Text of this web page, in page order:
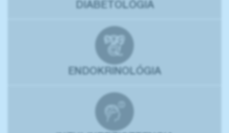
DIABETOLÓGIA
ENDOKRINOLÓGIA